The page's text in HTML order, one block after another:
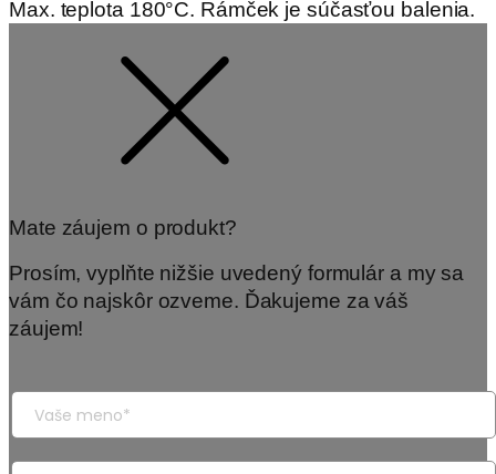
Max. teplota 180°C. Rámček je súčasťou balenia.
Mate záujem o produkt?
Prosím, vyplňte nižšie uvedený formulár a my sa
vám čo najskôr ozveme. Ďakujeme za váš
záujem!